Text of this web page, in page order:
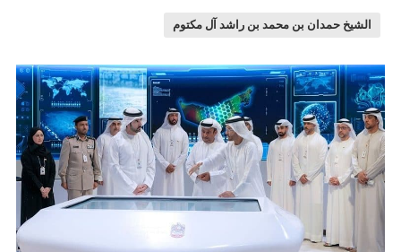
الشيخ حمدان بن محمد بن راشد آل مكتوم